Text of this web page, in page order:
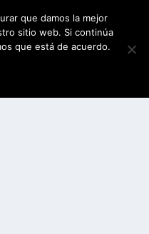
que damos la mejor
sitio web. Si continúa
que está de acuerdo.